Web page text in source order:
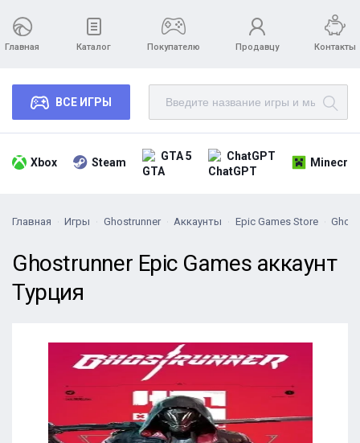
Главная Каталог Покупателю Продавцу Контакты
ВСЕ ИГРЫ
Xbox Steam GTA 5 ChatGPT
Главная Игры Ghostrunner Аккаунты Epic Games Store
Ghostrunner Epic Games аккаунт
Турция